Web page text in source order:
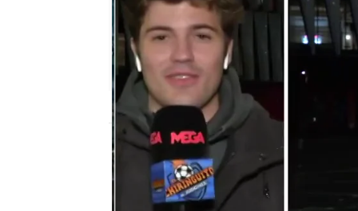
El Chiringuito
Madrid
Publicado:21 de febrero de 2022, 00:42